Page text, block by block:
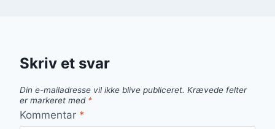
Skriv et svar
Din e-mailadresse vil ikke blive publiceret. Krævede felter
er markeret med *
Kommentar *